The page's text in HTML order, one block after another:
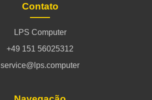
Contato
LPS Computer
+49 151 56025312
service@lps.computer